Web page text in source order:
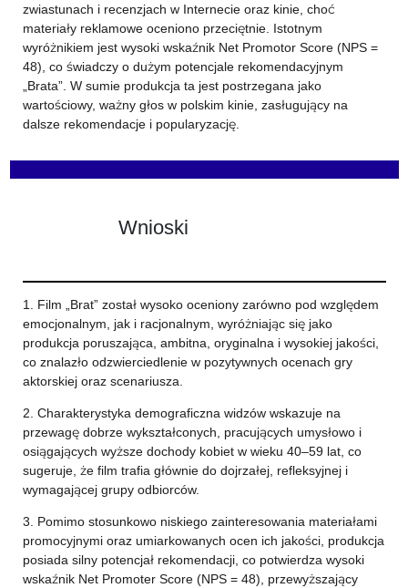
zwiastunach i recenzjach w Internecie oraz kinie, choć
materiały reklamowe oceniono przeciętnie. Istotnym
wyróżnikiem jest wysoki wskaźnik Net Promotor Score (NPS =
48), co świadczy o dużym potencjale rekomendacyjnym
„Brata”. W sumie produkcja ta jest postrzegana jako
wartościowy, ważny głos w polskim kinie, zasługujący na
dalsze rekomendacje i popularyzację.
Wnioski
1. Film „Brat” został wysoko oceniony zarówno pod względem
emocjonalnym, jak i racjonalnym, wyróżniając się jako
produkcja poruszająca, ambitna, oryginalna i wysokiej jakości,
co znalazło odzwierciedlenie w pozytywnych ocenach gry
aktorskiej oraz scenariusza.
2. Charakterystyka demograficzna widzów wskazuje na
przewagę dobrze wykształconych, pracujących umysłowo i
osiągających wyższe dochody kobiet w wieku 40–59 lat, co
sugeruje, że film trafia głównie do dojrzałej, refleksyjnej i
wymagającej grupy odbiorców.
3. Pomimo stosunkowo niskiego zainteresowania materiałami
promocyjnymi oraz umiarkowanych ocen ich jakości, produkcja
posiada silny potencjał rekomendacji, co potwierdza wysoki
wskaźnik Net Promoter Score (NPS = 48), przewyższający